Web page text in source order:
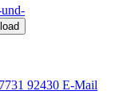
92430 E-Mail